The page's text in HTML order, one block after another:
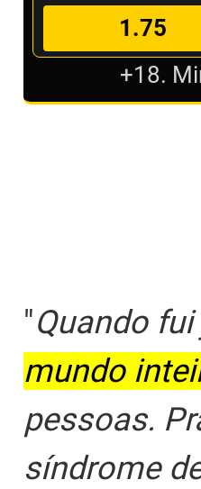
1.75
+18.
"Quando
mundo
pessoas.
síndrome